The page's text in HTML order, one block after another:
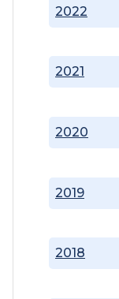
2018
2019
2020
2021
2022